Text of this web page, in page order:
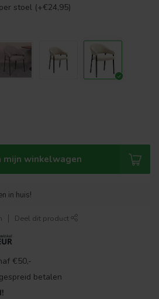
stoel (+€24,95)
mijn winkelwagen
in huis!
Deel dit product
€50,-
betalen